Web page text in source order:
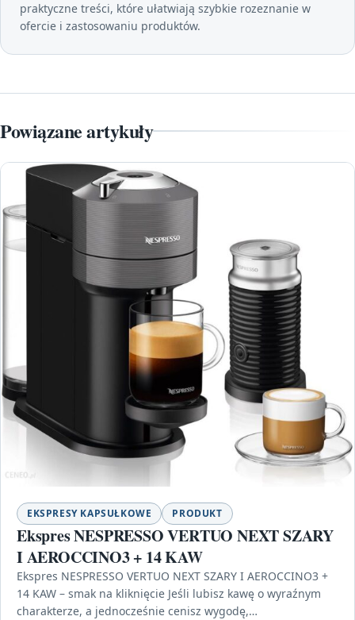
praktyczne treści, które ułatwiają szybkie rozeznanie w
ofercie i zastosowaniu produktów.
Powiązane artykuły
EKSPRESY KAPSUŁKOWE PRODUKT
Ekspres NESPRESSO VERTUO NEXT SZARY
I AEROCCINO3 + 14 KAW
Ekspres NESPRESSO VERTUO NEXT SZARY I AEROCCINO3 +
14 KAW – smak na kliknięcie Jeśli lubisz kawę o wyraźnym
charakterze, a jednocześnie cenisz wygodę,…